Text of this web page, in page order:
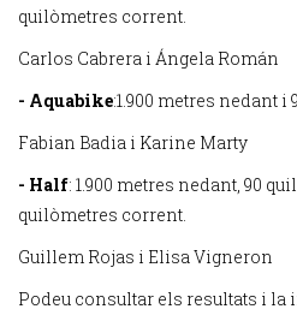
quilòmetres corrent.
Carlos Cabrera i Ángela Román
- Aquabike:1.900 metres nedant
Fabian Badia i Karine Marty
- Half: 1.900 metres nedant, 90
quilòmetres corrent.
Guillem Rojas i Elisa Vigneron
Podeu consultar els resultats i